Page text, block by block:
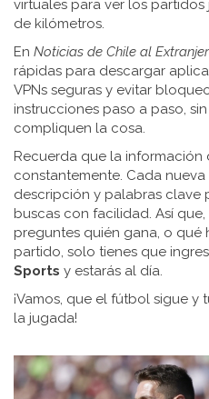
virtuales para ver los
de kilómetros.
En Noticias de Chile al
rápidas para descargar
VPNs seguras y evitar
instrucciones paso a paso,
compliquen la cosa.
Recuerda que la información
constantemente. Cada
descripción y palabras clave
buscas con facilidad. Así
preguntes quién gana, o qué
partido, solo tienes que
Sports y estarás al día.
¡Vamos, que el fútbol sigue y
la jugada!